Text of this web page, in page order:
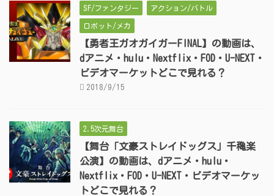
SF/ファンタジー アクション/バトル
ロボット/メカ
【勇者王ガオガイガーFINAL】の動画は、
dアニメ・hulu・Nextflix・FOD・U-NEXT・
ビデオマーケットどこで見れる？
2018/9/15
2.5次元舞台
【舞台「文豪ストレイドッグス」千穐楽
公演】の動画は、dアニメ・hulu・
Nextflix・FOD・U-NEXT・ビデオマーケッ
トどこで見れる？